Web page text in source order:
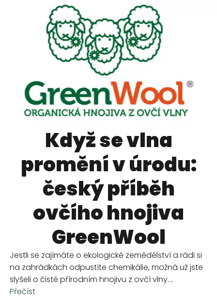
Když se vlna
promění v úrodu:
český příběh
ovčího hnojiva
GreenWool
Jestli se zajímáte o ekologické zemědělství a rádi si
na zahrádkách odpustíte chemikálie, možná už jste
slyšeli o čistě přírodním hnojivu z ovčí vlny....
Přečíst